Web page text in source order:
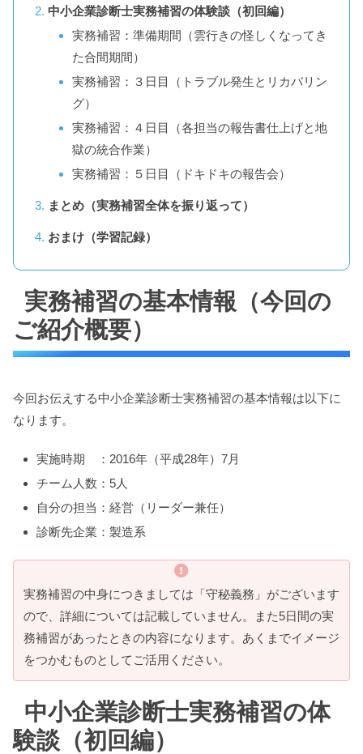
中小企業診断士実務補習の体験談（初回編）
実務補習：準備期間（雲行きの怪しくなってき
た合間期間）
実務補習：３日目（トラブル発生とリカバリン
グ）
実務補習：４日目（各担当の報告書仕上げと地
獄の統合作業）
実務補習：５日目（ドキドキの報告会）
まとめ（実務補習全体を振り返って）
おまけ（学習記録）
実務補習の基本情報（今回の
ご紹介概要）
今回お伝えする中小企業診断士実務補習の基本情報は以下に
なります。
実施時期 ：2016年（平成28年）7月
チーム人数：5人
自分の担当：経営（リーダー兼任）
診断先企業：製造系
実務補習の中身につきましては「守秘義務」がございます
ので、詳細については記載していません。また5日間の実
務補習があったときの内容になります。あくまでイメージ
をつかむものとしてご活用ください。
中小企業診断士実務補習の体
験談（初回編）